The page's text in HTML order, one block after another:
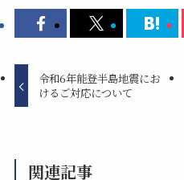
令和6年能登半島地震にお
けるご対応について
関連記事